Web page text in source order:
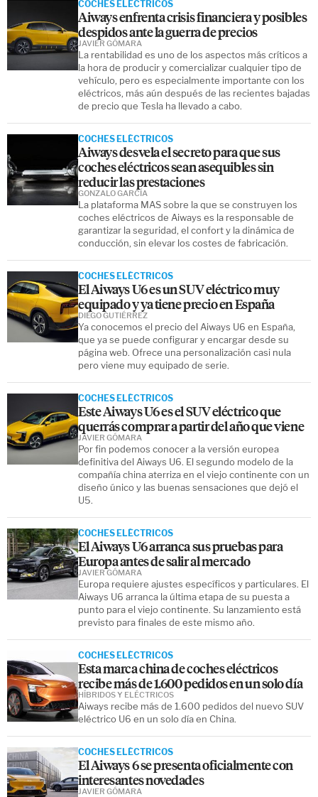
COCHES ELÉCTRICOS
Aiways enfrenta crisis financiera y posibles
despidos ante la guerra de precios
La rentabilidad es uno de los aspectos más críticos a
la hora de producir y comercializar cualquier tipo de
vehículo, pero es especialmente importante con los
eléctricos, más aún después de las recientes bajadas
de precio que Tesla ha llevado a cabo.
JAVIER GÓMARA
COCHES ELÉCTRICOS
Aiways desvela el secreto para que sus
coches eléctricos sean asequibles sin
reducir las prestaciones
La plataforma MAS sobre la que se construyen los
coches eléctricos de Aiways es la responsable de
garantizar la seguridad, el confort y la dinámica de
conducción, sin elevar los costes de fabricación.
GONZALO GARCÍA
COCHES ELÉCTRICOS
El Aiways U6 es un SUV eléctrico muy
equipado y ya tiene precio en España
Ya conocemos el precio del Aiways U6 en España,
que ya se puede configurar y encargar desde su
página web. Ofrece una personalización casi nula
pero viene muy equipado de serie.
DIEGO GUTIÉRREZ
COCHES ELÉCTRICOS
Este Aiways U6 es el SUV eléctrico que
querrás comprar a partir del año que viene
Por fin podemos conocer a la versión europea
definitiva del Aiways U6. El segundo modelo de la
compañía china aterriza en el viejo continente con un
diseño único y las buenas sensaciones que dejó el
U5.
JAVIER GÓMARA
COCHES ELÉCTRICOS
El Aiways U6 arranca sus pruebas para
Europa antes de salir al mercado
Europa requiere ajustes específicos y particulares. El
Aiways U6 arranca la última etapa de su puesta a
punto para el viejo continente. Su lanzamiento está
previsto para finales de este mismo año.
JAVIER GÓMARA
COCHES ELÉCTRICOS
Esta marca china de coches eléctricos
recibe más de 1.600 pedidos en un solo día
Aiways recibe más de 1.600 pedidos del nuevo SUV
eléctrico U6 en un solo día en China.
HÍBRIDOS Y ELÉCTRICOS
COCHES ELÉCTRICOS
El Aiways 6 se presenta oficialmente con
interesantes novedades
JAVIER GÓMARA